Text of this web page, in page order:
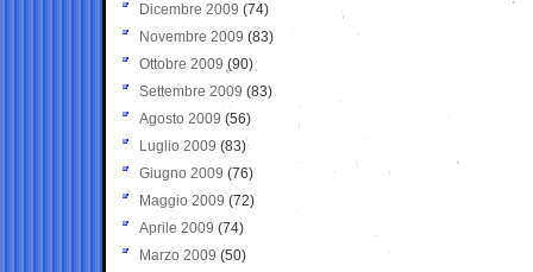
Dicembre 2009 (74)
Novembre 2009 (83)
Ottobre 2009 (90)
Settembre 2009 (83)
Agosto 2009 (56)
Luglio 2009 (83)
Giugno 2009 (76)
Maggio 2009 (72)
Aprile 2009 (74)
Marzo 2009 (50)